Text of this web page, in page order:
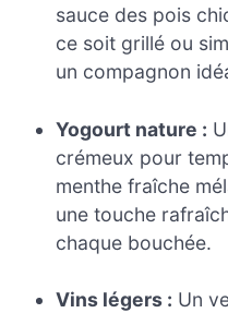
sauce des pois
ce soit grillé ou
un compagnon
Yogourt nature :
crémeux pour
menthe fraîche
une touche
chaque bouchée.
Vins légers : Un